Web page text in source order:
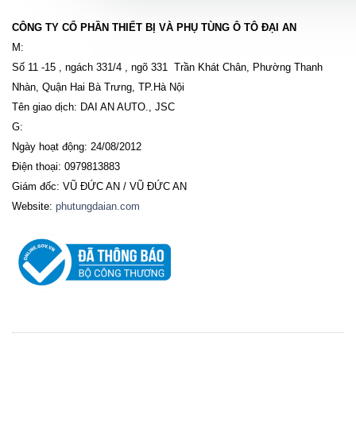
CÔNG TY CỔ PHẦN THIẾT BỊ VÀ PHỤ TÙNG Ô TÔ ĐẠI AN
M:
Số 11 -15 , ngách 331/4 , ngõ 331 Trần Khát Chân, Phường Thanh
Nhàn, Quận Hai Bà Trưng, TP.Hà Nội
Tên giao dịch: DAI AN AUTO., JSC
G:
Ngày hoạt động: 24/08/2012
Điện thoại: 0979813883
Giám đốc: VŨ ĐỨC AN / VŨ ĐỨC AN
Website: phutungdaian.com